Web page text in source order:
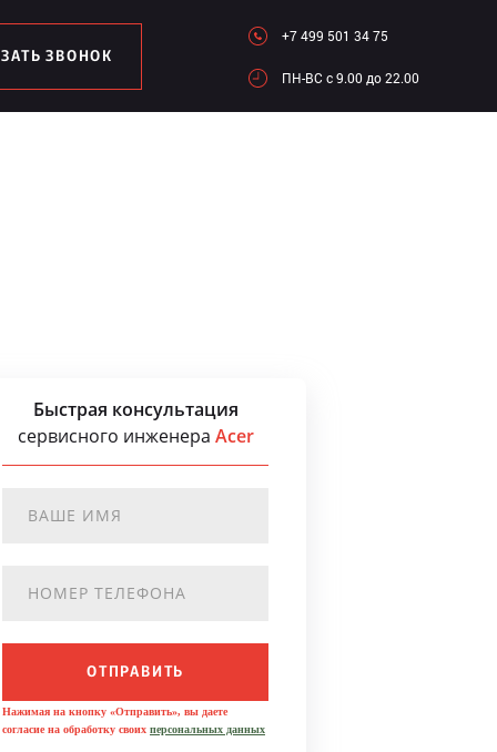
ЗВОНОК
+7 499 501 34 75
ПН-ВC c 9.00 до 22.00
Быстрая консультация
сервисного инженера Acer
ОТПРАВИТЬ
Нажимая на кнопку «Отправить», вы даете
согласие на обработку своих персональных данных